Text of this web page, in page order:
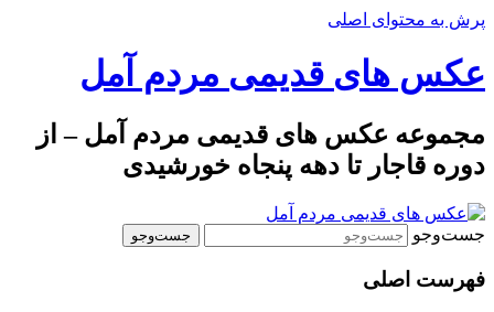
پرش به محتوای اصلی
عکس های قدیمی مردم آمل
مجموعه عکس های قدیمی مردم آمل – از
دوره قاجار تا دهه پنجاه خورشیدی
جست‌وجو
فهرست اصلی